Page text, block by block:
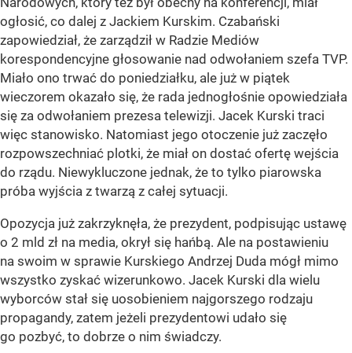
ogłosić, co dalej z Jackiem Kurskim. Czabański
zapowiedział, że zarządził w Radzie Mediów
korespondencyjne głosowanie nad odwołaniem szefa TVP.
Miało ono trwać do poniedziałku, ale już w piątek
wieczorem okazało się, że rada jednogłośnie opowiedziała
się za odwołaniem prezesa telewizji. Jacek Kurski traci
więc stanowisko. Natomiast jego otoczenie już zaczęło
rozpowszechniać plotki, że miał on dostać ofertę wejścia
do rządu. Niewykluczone jednak, że to tylko piarowska
próba wyjścia z twarzą z całej sytuacji.
Opozycja już zakrzyknęła, że prezydent, podpisując ustawę
o 2 mld zł na media, okrył się hańbą. Ale na postawieniu
na swoim w sprawie Kurskiego Andrzej Duda mógł mimo
wszystko zyskać wizerunkowo. Jacek Kurski dla wielu
wyborców stał się uosobieniem najgorszego rodzaju
propagandy, zatem jeżeli prezydentowi udało się
go pozbyć, to dobrze o nim świadczy.